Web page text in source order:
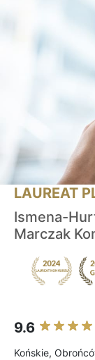
LAUREAT
Ismena-
Marczak
9.6
Końskie,